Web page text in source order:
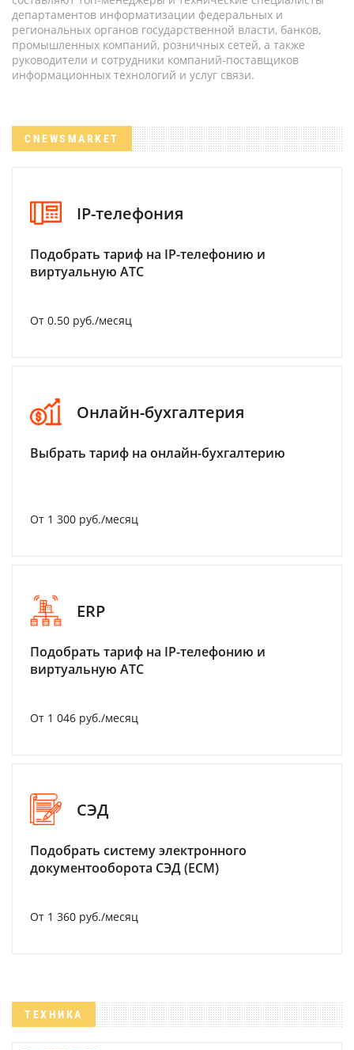
департаментов информатизации федеральных и
региональных органов государственной власти, банков,
промышленных компаний, розничных сетей, а также
руководители и сотрудники компаний-поставщиков
информационных технологий и услуг связи.
CNEWSMARKET
IP-телефония
Подобрать тариф на IP-телефонию и
виртуальную АТС
От 0.50 руб./месяц
Онлайн-бухгалтерия
Выбрать тариф на онлайн-бухгалтерию
От 1 300 руб./месяц
ERP
Подобрать тариф на IP-телефонию и
виртуальную АТС
От 1 046 руб./месяц
СЭД
Подобрать систему электронного
документооборота СЭД (ECM)
От 1 360 руб./месяц
ТЕХНИКА